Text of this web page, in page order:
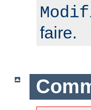
faire.